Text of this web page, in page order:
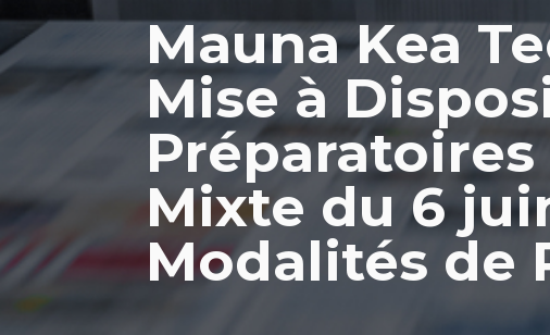
Mauna Kea
Mise à
Préparatoires
Mixte du 6
Modalités de